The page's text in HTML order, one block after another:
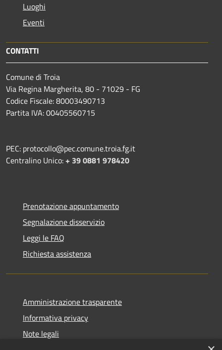
Luoghi
Eventi
CONTATTI
Comune di Troia
Via Regina Margherita, 80 - 71029 - FG
Codice Fiscale: 80003490713
Partita IVA: 00405560715
PEC: protocollo@pec.comune.troia.fg.it
Centralino Unico:+ 39 0881 978420
Prenotazione appuntamento
Segnalazione disservizio
Leggi le FAQ
Richiesta assistenza
Amministrazione trasparente
Informativa privacy
Note legali